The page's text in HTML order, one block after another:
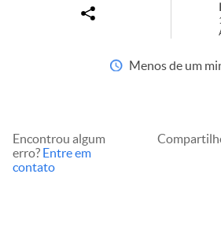
Menos de um
Encontrou algum
erro? Entre em
contato